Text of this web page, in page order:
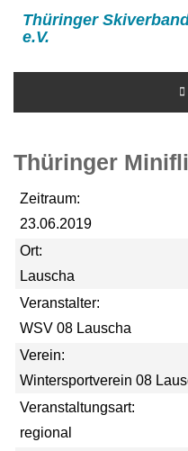
Thüringer
e.V.
Thüringer
Zeitraum:
23.06.2019
Ort:
Lauscha
Veranstalter:
WSV 08 Lauscha
Verein:
Wintersportverein 08
Veranstaltungsart:
regional